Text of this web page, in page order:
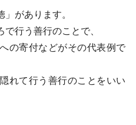
」があります。
行う善行のことで、
の寄付などがその代表例で
れて行う善行のことをいい